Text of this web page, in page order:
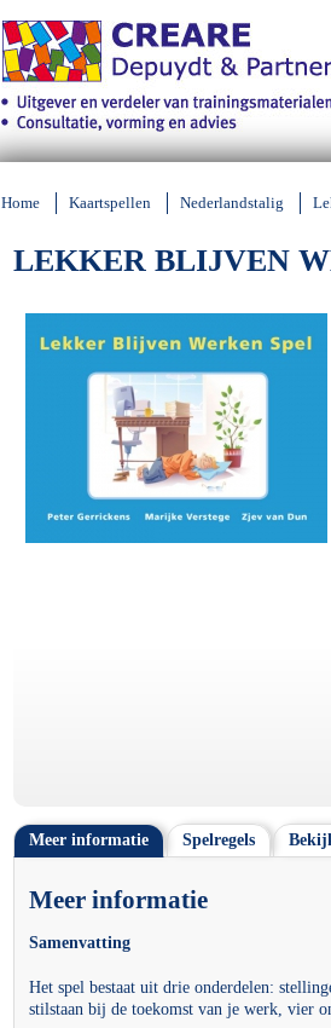
Home Kaartspellen Nederlandstalig
LEKKER BLIJVEN
Meer informatie Spelregels
Meer informatie
Samenvatting
Het spel bestaat uit drie onderdelen:
stilstaan bij de toekomst van je werk, vier